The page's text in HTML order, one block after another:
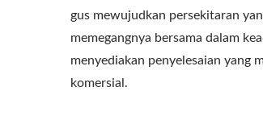
gus mewujudkan persekitaran
memegangnya bersama dalam
menyediakan penyelesaian yang
komersial.